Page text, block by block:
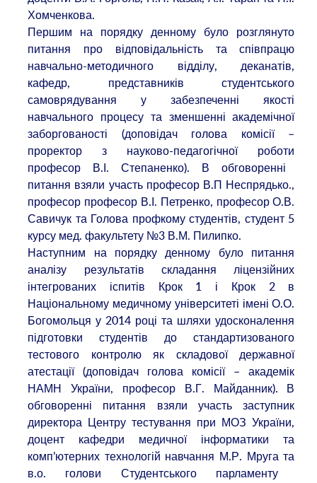
Хомченкова.
Першим на порядку денному було розглянуто
питання про відповідальність та співпрацю
навчально-методичного відділу, деканатів,
кафедр, представників студентського
самоврядування у забезпеченні якості
навчального процесу та зменшенні академічної
заборгованості (доповідач голова комісії –
проректор з науково-педагогічної роботи
професор В.І. Степаненко). В обговоренні
питання взяли участь професор В.П Неспрядько.,
професор професор В.І. Петренко, професор О.В.
Савичук та Голова профкому студентів, студент 5
курсу мед. факультету №3 В.М. Пилипко.
Наступним на порядку денному було питання
аналізу результатів складання ліцензійних
інтегрованих іспитів Крок 1 і Крок 2 в
Національному медичному університеті імені О.О.
Богомольця у 2014 році та шляхи удосконалення
підготовки студентів до стандартизованого
тестового контролю як складової державної
атестації(доповідач голова комісії –академік
НАМН України, професор В.Г. Майданник). В
обговоренні питання взяли участьзаступник
директора Центру тестування при МОЗ України,
доцент кафедри медичної інформатики та
комп’ютерних технологій навчання М.Р. Мруга та
в.о. голови Студентського парламенту